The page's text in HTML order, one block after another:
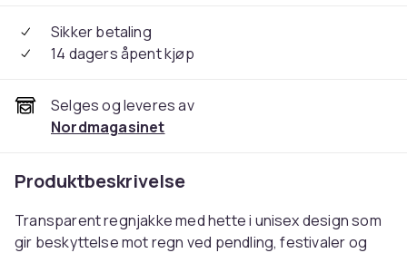
Sikker betaling
14 dagers åpent kjøp
Selges og leveres av
Nordmagasinet
Produktbeskrivelse
Transparent regnjakke med hette i unisex design som
gir beskyttelse mot regn ved pendling, festivaler og